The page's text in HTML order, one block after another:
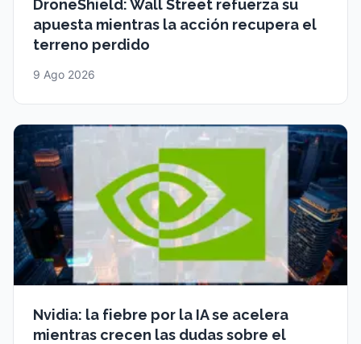
DroneShield: Wall Street refuerza su
apuesta mientras la acción recupera el
terreno perdido
9 Ago 2026
Nvidia: la fiebre por la IA se acelera
mientras crecen las dudas sobre el